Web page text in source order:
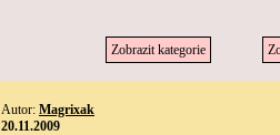
Zobrazit kategorie
Autor: Magrixak
20.11.2009